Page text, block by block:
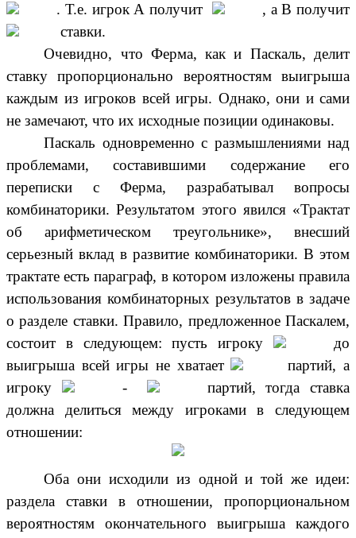
. Т.е. игрок А получит
, а В получит
ставки.
Очевидно, что Ферма, как и Паскаль, делит
ставку пропорционально вероятностям выигрыша
каждым из игроков всей игры. Однако, они и сами
не замечают, что их исходные позиции одинаковы.
Паскаль одновременно с размышлениями над
проблемами, составившими содержание его
переписки с Ферма, разрабатывал вопросы
комбинаторики. Результатом этого явился «Трактат
об арифметическом треугольнике», внесший
серьезный вклад в развитие комбинаторики. В этом
трактате есть параграф, в котором изложены правила
использования комбинаторных результатов в задаче
о разделе ставки. Правило, предложенное Паскалем,
состоит в следующем: пусть игроку
до
выигрыша всей игры не хватает
партий, а
игроку
-
партий, тогда ставка
должна делиться между игроками в следующем
отношении:
Оба они исходили из одной и той же идеи:
раздела ставки в отношении, пропорциональном
вероятностям окончательного выигрыша каждого